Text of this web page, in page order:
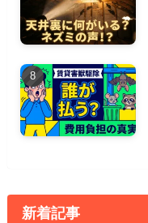
新着記事